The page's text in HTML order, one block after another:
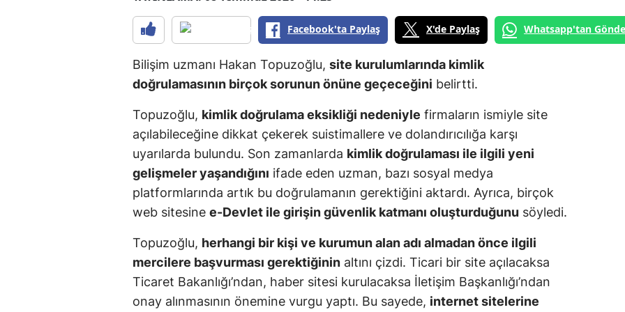
Facebook'ta Paylaş X'de Paylaş Whatsapp'tan
Bilişim uzmanı Hakan Topuzoğlu, site kurulumlarında kimlik
doğrulamasının birçok sorunun önüne geçeceğini belirtti.
Topuzoğlu, kimlik doğrulama eksikliği nedeniyle firmaların ismiyle site
açılabileceğine dikkat çekerek suistimallere ve dolandırıcılığa karşı
uyarılarda bulundu. Son zamanlarda kimlik doğrulaması ile ilgili yeni
gelişmeler yaşandığını ifade eden uzman, bazı sosyal medya
platformlarında artık bu doğrulamanın gerektiğini aktardı. Ayrıca, birçok
web sitesine e-Devlet ile girişin güvenlik katmanı oluşturduğunu söyledi.
Topuzoğlu, herhangi bir kişi ve kurumun alan adı almadan önce ilgili
mercilere başvurması gerektiğinin altını çizdi. Ticari bir site açılacaksa
Ticaret Bakanlığı’ndan, haber sitesi kurulacaksa İletişim Başkanlığı’ndan
onay alınmasının önemine vurgu yaptı. Bu sayede, internet sitelerine